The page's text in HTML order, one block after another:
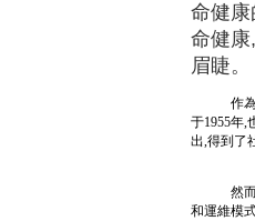
命健
命健
眉睫。
作
于1955年,
出,得到了
然
和運維模